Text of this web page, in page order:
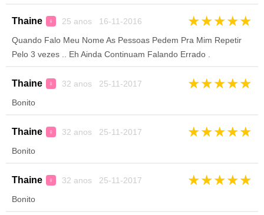
Thaine ♀ 25 anos 16-11-2016 ★★★★★
Quando Falo Meu Nome As Pessoas Pedem Pra Mim Repetir
Pelo 3 vezes .. Eh Ainda Continuam Falando Errado .
Thaine ♀ 32 anos 25-11-2017 ★★★★★
Bonito
Thaine ♀ 32 anos 25-11-2017 ★★★★★
Bonito
Thaine ♀ 32 anos 25-11-2017 ★★★★★
Bonito